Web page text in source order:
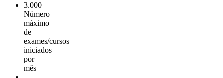
3.000
Número
máximo
de
exames/cursos
iniciados
por
mês